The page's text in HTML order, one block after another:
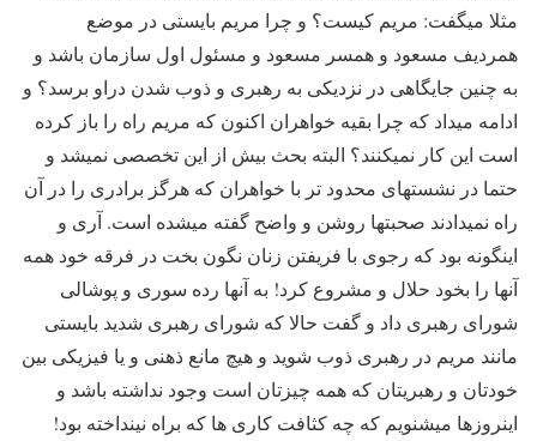
مثلا میگفت: مریم کیست؟ و چرا مریم بایستی در موضع
همردیف مسعود و همسر مسعود و مسئول اول سازمان باشد و
به چنین جایگاهی در نزدیکی به رهبری و ذوب شدن دراو برسد؟ و
ادامه میداد که چرا بقیه خواهران اکنون که مریم راه را باز کرده
است این کار نمیکنند؟ البته بحث بیش از این تخصصی نمیشد و
حتما در نشستهای محدود تر با خواهران که هرگز برادری را در آن
راه نمیدادند صحبتها روشن و واضح گفته میشده است. آری و
اینگونه بود که رجوی با فریفتن زنان نگون بخت در فرقه خود همه
آنها را بخود حلال و مشروع کرد! به آنها رده سوری و پوشالی
شورای رهبری داد و گفت حالا که شورای رهبری شدید بایستی
مانند مریم در رهبری ذوب شوید و هیچ مانع ذهنی و یا فیزیکی بین
خودتان و رهبریتان که همه چیزتان است وجود نداشته باشد و
اینروزها میشنویم که چه کثافت کاری ها که براه نینداخته بود!